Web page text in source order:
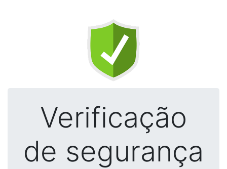
Verificação
de segurança